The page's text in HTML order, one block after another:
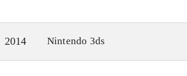
2014 Nintendo 3ds